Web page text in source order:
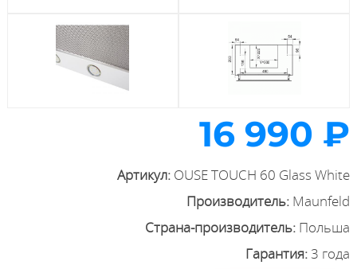
16 990 ₽
Артикул: OUSE TOUCH 60 Glass White
Производитель: Maunfeld
Страна-производитель: Польша
Гарантия:3 года